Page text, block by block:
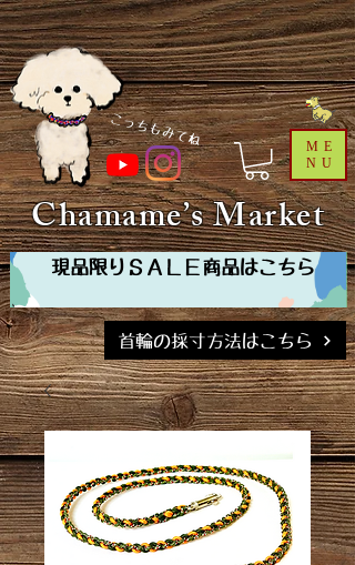
ME
NU
Chamame’s Market
現品限りＳＡＬＥ商品はこちら
首輪の採寸方法はこちら
​こっちもみてね